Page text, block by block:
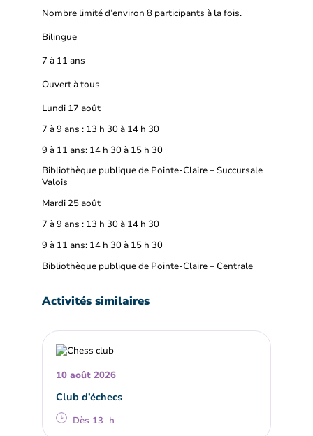
Nombre limité d’environ 8 participants à la fois.
Bilingue
7 à 11 ans
Ouvert à tous
Lundi 17 août
7 à 9 ans : 13 h 30 à 14 h 30
9 à 11 ans: 14 h 30 à 15 h 30
Bibliothèque publique de Pointe-Claire – Succursale
Valois
Mardi 25 août
7 à 9 ans : 13 h 30 à 14 h 30
9 à 11 ans: 14 h 30 à 15 h 30
Bibliothèque publique de Pointe-Claire – Centrale
Activités similaires
10 août 2026
Club d’échecs
Dès 13 h